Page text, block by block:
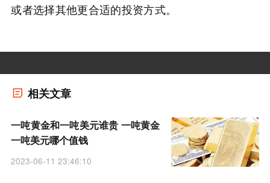
或者选择其他更合适的投资方式。
相关文章
一吨黄金和一吨美元谁贵 一吨黄金
一吨美元哪个值钱
2023-06-11 23:46:10